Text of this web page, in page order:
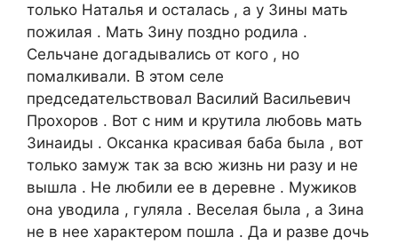
только Наталья и осталась , а у Зины мать
пожилая . Мать Зину поздно родила .
Сельчане догадывались от кого , но
помалкивали. В этом селе
председательствовал Василий Васильевич
Прохоров . Вот с ним и крутила любовь мать
Зинаиды . Оксанка красивая баба была , вот
только замуж так за всю жизнь ни разу и не
вышла . Не любили ее в деревне . Мужиков
она уводила , гуляла . Веселая была , а Зина
не в нее характером пошла . Да и разве дочь